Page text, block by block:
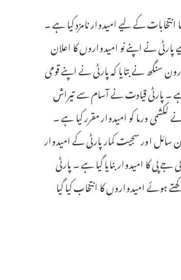
انتخابات کے لیے امیدوار نامزد کیا ہے ۔
کے لیے پارٹی نے اپنے نو امیدواروں کا اعلان
سنگھ نے بتایا کہ پارٹی نے اپنے قومی
ہے ۔ پارٹی قیادت نے آسام سے تیراش
ورما کو امیدوار مقرر کیا ہے ۔
سامَل اور سجیت کمار پارٹی کے امیدوار
کا امیدوار بنایا گیا ہے ۔ پارٹی
ہوئے امیدواروں کا انتخاب کیا گیا